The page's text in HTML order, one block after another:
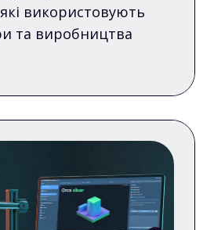
використовують
та виробництва